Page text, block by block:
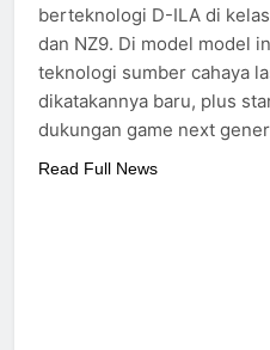
berteknologi D-ILA di
dan NZ9. Di model model
teknologi sumber cahaya
dikatakannya baru, plus
dukungan game next
Read Full News